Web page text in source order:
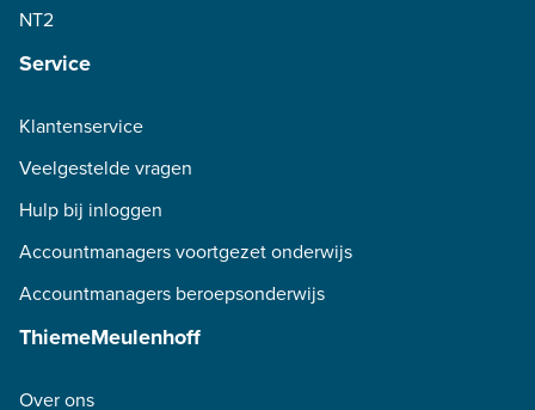
NT2
Service
Klantenservice
Veelgestelde vragen
Hulp bij inloggen
Accountmanagers voortgezet onderwijs
Accountmanagers beroepsonderwijs
ThiemeMeulenhoff
Over ons